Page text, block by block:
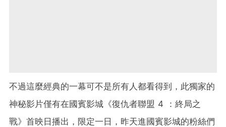
不過這麼經典的一幕可不是所有人都看得到，此獨家的
神秘影片僅有在國賓影城《復仇者聯盟 4 ：終局之
戰》首映日播出，限定一日，昨天進國賓影城的粉絲們